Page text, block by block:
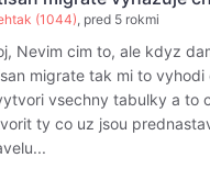
(1044) , pred 5 rokmi
Nevim cim to, ale kdyz
migrate tak mi to vyhodi
vsechny tabulky a to
ty co uz jsou